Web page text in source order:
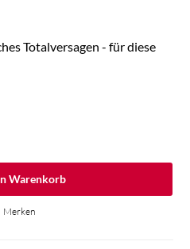
Totalversagen - für diese
Warenkorb
Merken